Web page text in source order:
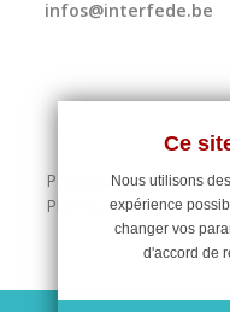
Ce
Nous utilisons
expérience
changer vos
d'accord de
infos@interfede.be
Politique de protection
Plan du site